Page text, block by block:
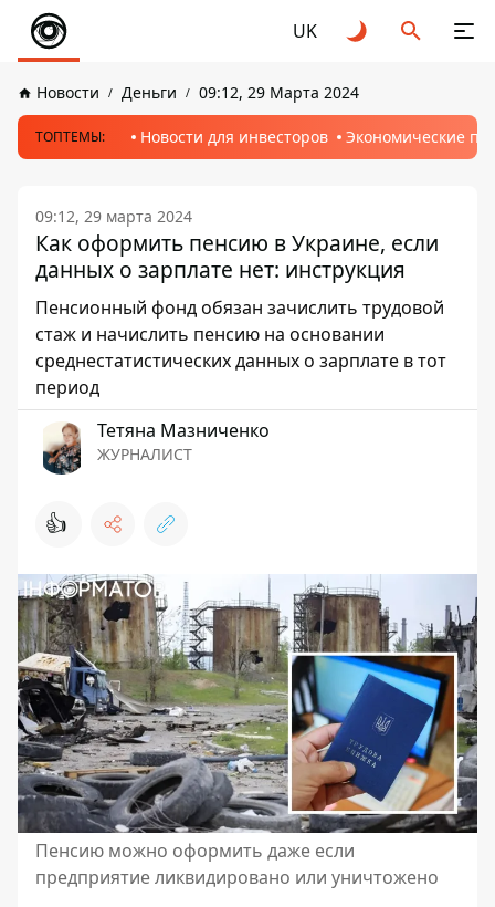
UK
Новости Деньги 09:12, 29 Марта 2024
ТОПТЕМЫ: Новости для инвесторов Экономические
09:12, 29 марта 2024
Как оформить пенсию в Украине, если
данных о зарплате нет: инструкция
Пенсионный фонд обязан зачислить трудовой
стаж и начислить пенсию на основании
среднестатистических данных о зарплате в тот
период
Тетяна Мазниченко
ЖУРНАЛИСТ
👍
Пенсию можно оформить даже если
предприятие ликвидировано или уничтожено